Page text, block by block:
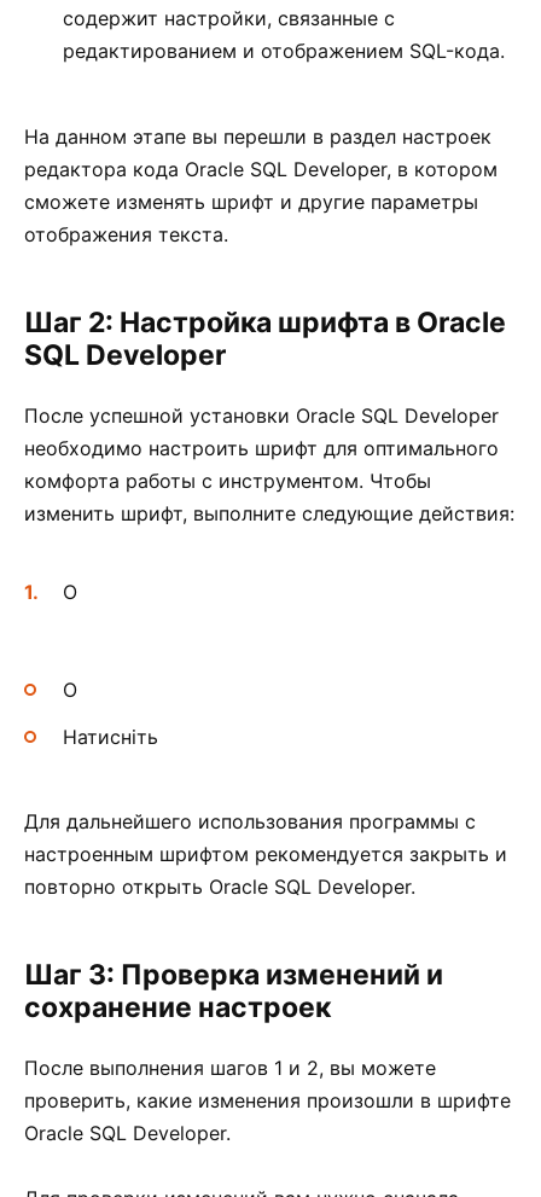
содержит настройки, связанные с
редактированием и отображением SQL-кода.
На данном этапе вы перешли в раздел настроек
редактора кода Oracle SQL Developer, в котором
сможете изменять шрифт и другие параметры
отображения текста.
Шаг 2: Настройка шрифта в Oracle
SQL Developer
После успешной установки Oracle SQL Developer
необходимо настроить шрифт для оптимального
комфорта работы с инструментом. Чтобы
изменить шрифт, выполните следующие действия:
О
О
Натисніть
Для дальнейшего использования программы с
настроенным шрифтом рекомендуется закрыть и
повторно открыть Oracle SQL Developer.
Шаг 3: Проверка изменений и
сохранение настроек
После выполнения шагов 1 и 2, вы можете
проверить, какие изменения произошли в шрифте
Oracle SQL Developer.